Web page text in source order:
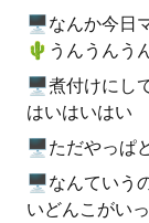
🖥なんか今日
🌵️うんうんう
🖥煮付けにし
はいはいはい
🖥ただやっぱ
🖥なんていう
いどんこがい